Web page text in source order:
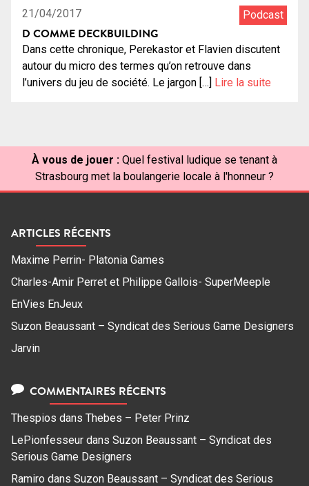
21/04/2017 Podcast
D COMME DECKBUILDING
Dans cette chronique, Perekastor et Flavien discutent
autour du micro des termes qu’on retrouve dans
l’univers du jeu de société. Le jargon […]
Lire la suite
À vous de jouer : Quel festival ludique se tenant à
Strasbourg met la boulangerie locale à l'honneur ?
ARTICLES RÉCENTS
Maxime Perrin- Platonia Games
Charles-Amir Perret et Philippe Gallois- SuperMeeple
EnVies EnJeux
Suzon Beaussant – Syndicat des Serious Game Designers
Jarvin
COMMENTAIRES RÉCENTS
Thespios dans Thebes – Peter Prinz
LePionfesseur dans Suzon Beaussant – Syndicat des
Serious Game Designers
Ramiro dans Suzon Beaussant – Syndicat des Serious